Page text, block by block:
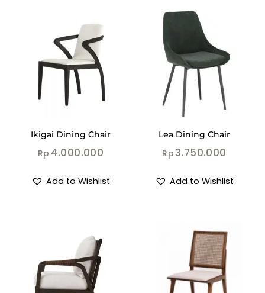
Ikigai Dining Chair
Rp 4.000.000
Add to Wishlist
Lea Dining Chair
Rp3.750.000
Add to Wishlist